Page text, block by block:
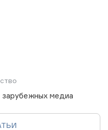
медиа